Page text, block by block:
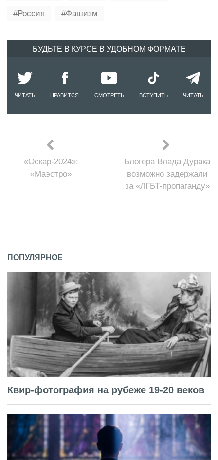
Россия Фашизм
БУДЬТЕ В КУРСЕ В УДОБНОМ ФОРМАТЕ
ЧИТАТЬ НРАВИТСЯ СМОТРЕТЬ ВСТУПИТЬ ЧИТАТЬ
«Оскар-2024»:
«Маэстро»
Блогера Влада Дурака
возможно задержали
за «ЛГБТ-пропаганду»
ПОПУЛЯРНОЕ
Квир-фотография на рубеже 19-20 веков